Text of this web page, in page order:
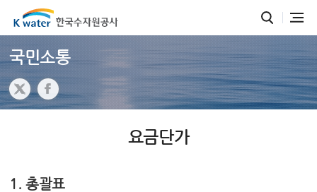
국민소통
요금단가
1. 총괄표